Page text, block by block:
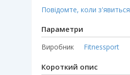
Повідомте, коли з'явиться
Параметри
Виробник Fitnessport
Короткий опис